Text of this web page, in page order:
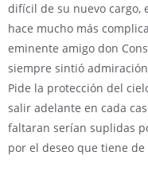
difícil de su nuevo cargo,
hace mucho más
eminente amigo don
siempre sintió
Pide la protección del
salir adelante en cada
faltaran serían suplidas
por el deseo que tiene